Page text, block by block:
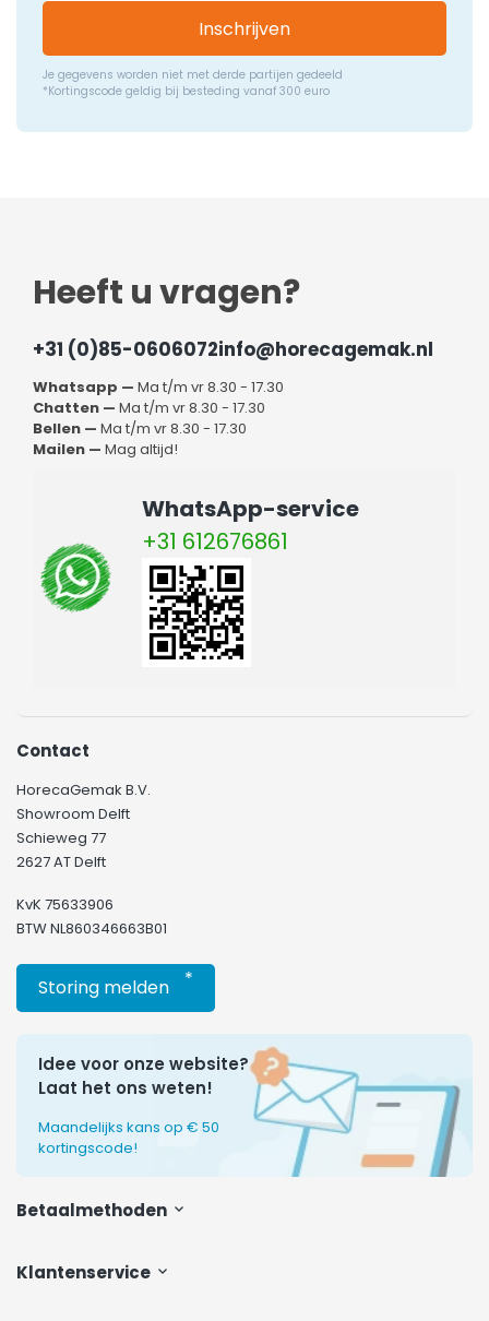
Inschrijven
Je gegevens worden niet met derde partijen gedeeld
*Kortingscode geldig bij besteding vanaf 300 euro
Heeft u vragen?
+31 (0)85-0606072info@horecagemak.nl
Whatsapp — Ma t/m vr 8.30 - 17.30
Chatten — Ma t/m vr 8.30 - 17.30
Bellen — Ma t/m vr 8.30 - 17.30
Mailen — Mag altijd!
WhatsApp-service
+31 612676861
Klantenservice
Contact
HorecaGemak B.V.
Showroom Delft
Schieweg 77
2627 AT Delft
KvK 75633906
BTW NL860346663B01
Storing melden *
Idee voor onze website?
Laat het ons weten!
Maandelijks kans op € 50
kortingscode!
Betaalmethoden